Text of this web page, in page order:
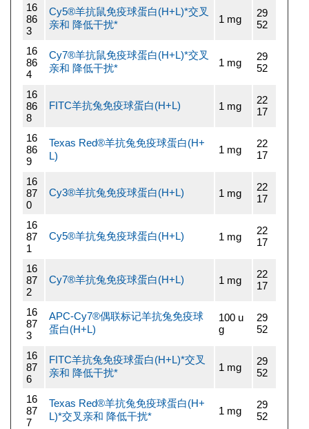
16
86
3
Cy5®羊抗鼠免疫球蛋白(H+L)*交叉
亲和 降低干扰*
1 mg
29
52
16
86
4
Cy7®羊抗鼠免疫球蛋白(H+L)*交叉
亲和 降低干扰*
1 mg
29
52
16
86
8
FITC羊抗兔免疫球蛋白(H+L) 1 mg
22
17
16
86
9
Texas Red®羊抗兔免疫球蛋白(H+
L)
1 mg
22
17
16
87
0
Cy3®羊抗兔免疫球蛋白(H+L) 1 mg
22
17
16
87
1
Cy5®羊抗兔免疫球蛋白(H+L) 1 mg
22
17
16
87
2
Cy7®羊抗兔免疫球蛋白(H+L) 1 mg
22
17
16
87
3
APC-Cy7®偶联标记羊抗兔免疫球
蛋白(H+L)
100 u
g
29
52
16
87
6
FITC羊抗兔免疫球蛋白(H+L)*交叉
亲和 降低干扰*
1 mg
29
52
16
87
7
Texas Red®羊抗兔免疫球蛋白(H+
L)*交叉亲和 降低干扰*
1 mg
29
52